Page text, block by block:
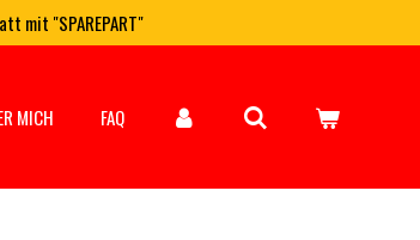
mit "SPAREPART"
MICH FAQ